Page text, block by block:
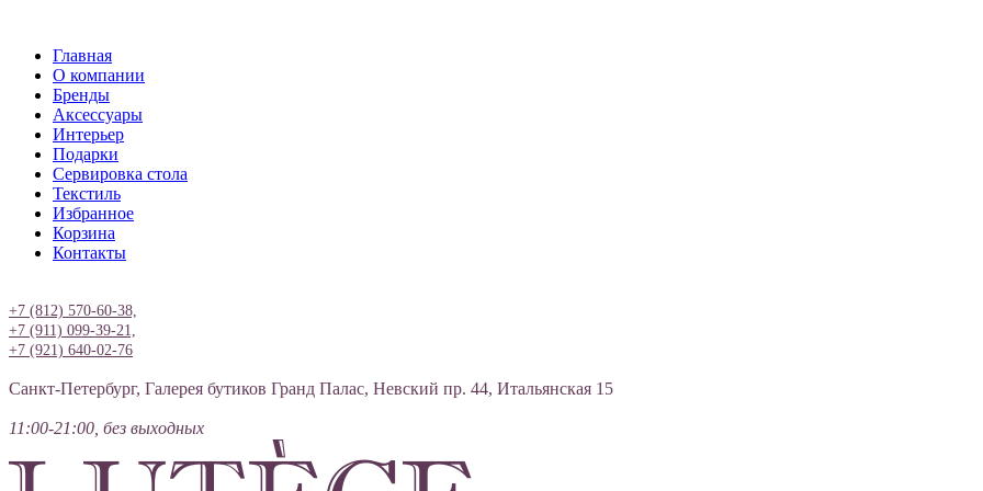
Главная
О компании
Бренды
Аксессуары
Интерьер
Подарки
Сервировка стола
Текстиль
Избранное
Корзина
Контакты
+7 (812) 570-60-38,
+7 (911) 099-39-21,
+7 (921) 640-02-76
Санкт-Петербург, Галерея бутиков Гранд Палас, Невский пр. 44, Итальянская 15
11:00-21:00, без выходных